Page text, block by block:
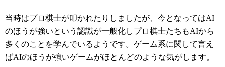
当時はプロ棋士が叩かれたりしましたが、今となってはAI
のほうが強いという認識が一般化しプロ棋士たちもAIから
多くのことを学んでいるようです。ゲーム系に関して言え
ばAIのほうが強いゲームがほとんどのような気がします。